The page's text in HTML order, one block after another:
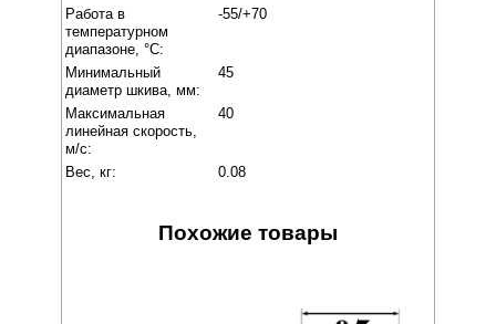
Работа в
температурном
диапазоне, °C:
-55/+70
Минимальный
диаметр шкива, мм:
45
Максимальная
линейная скорость,
м/с:
40
Вес, кг: 0.08
Похожие товары